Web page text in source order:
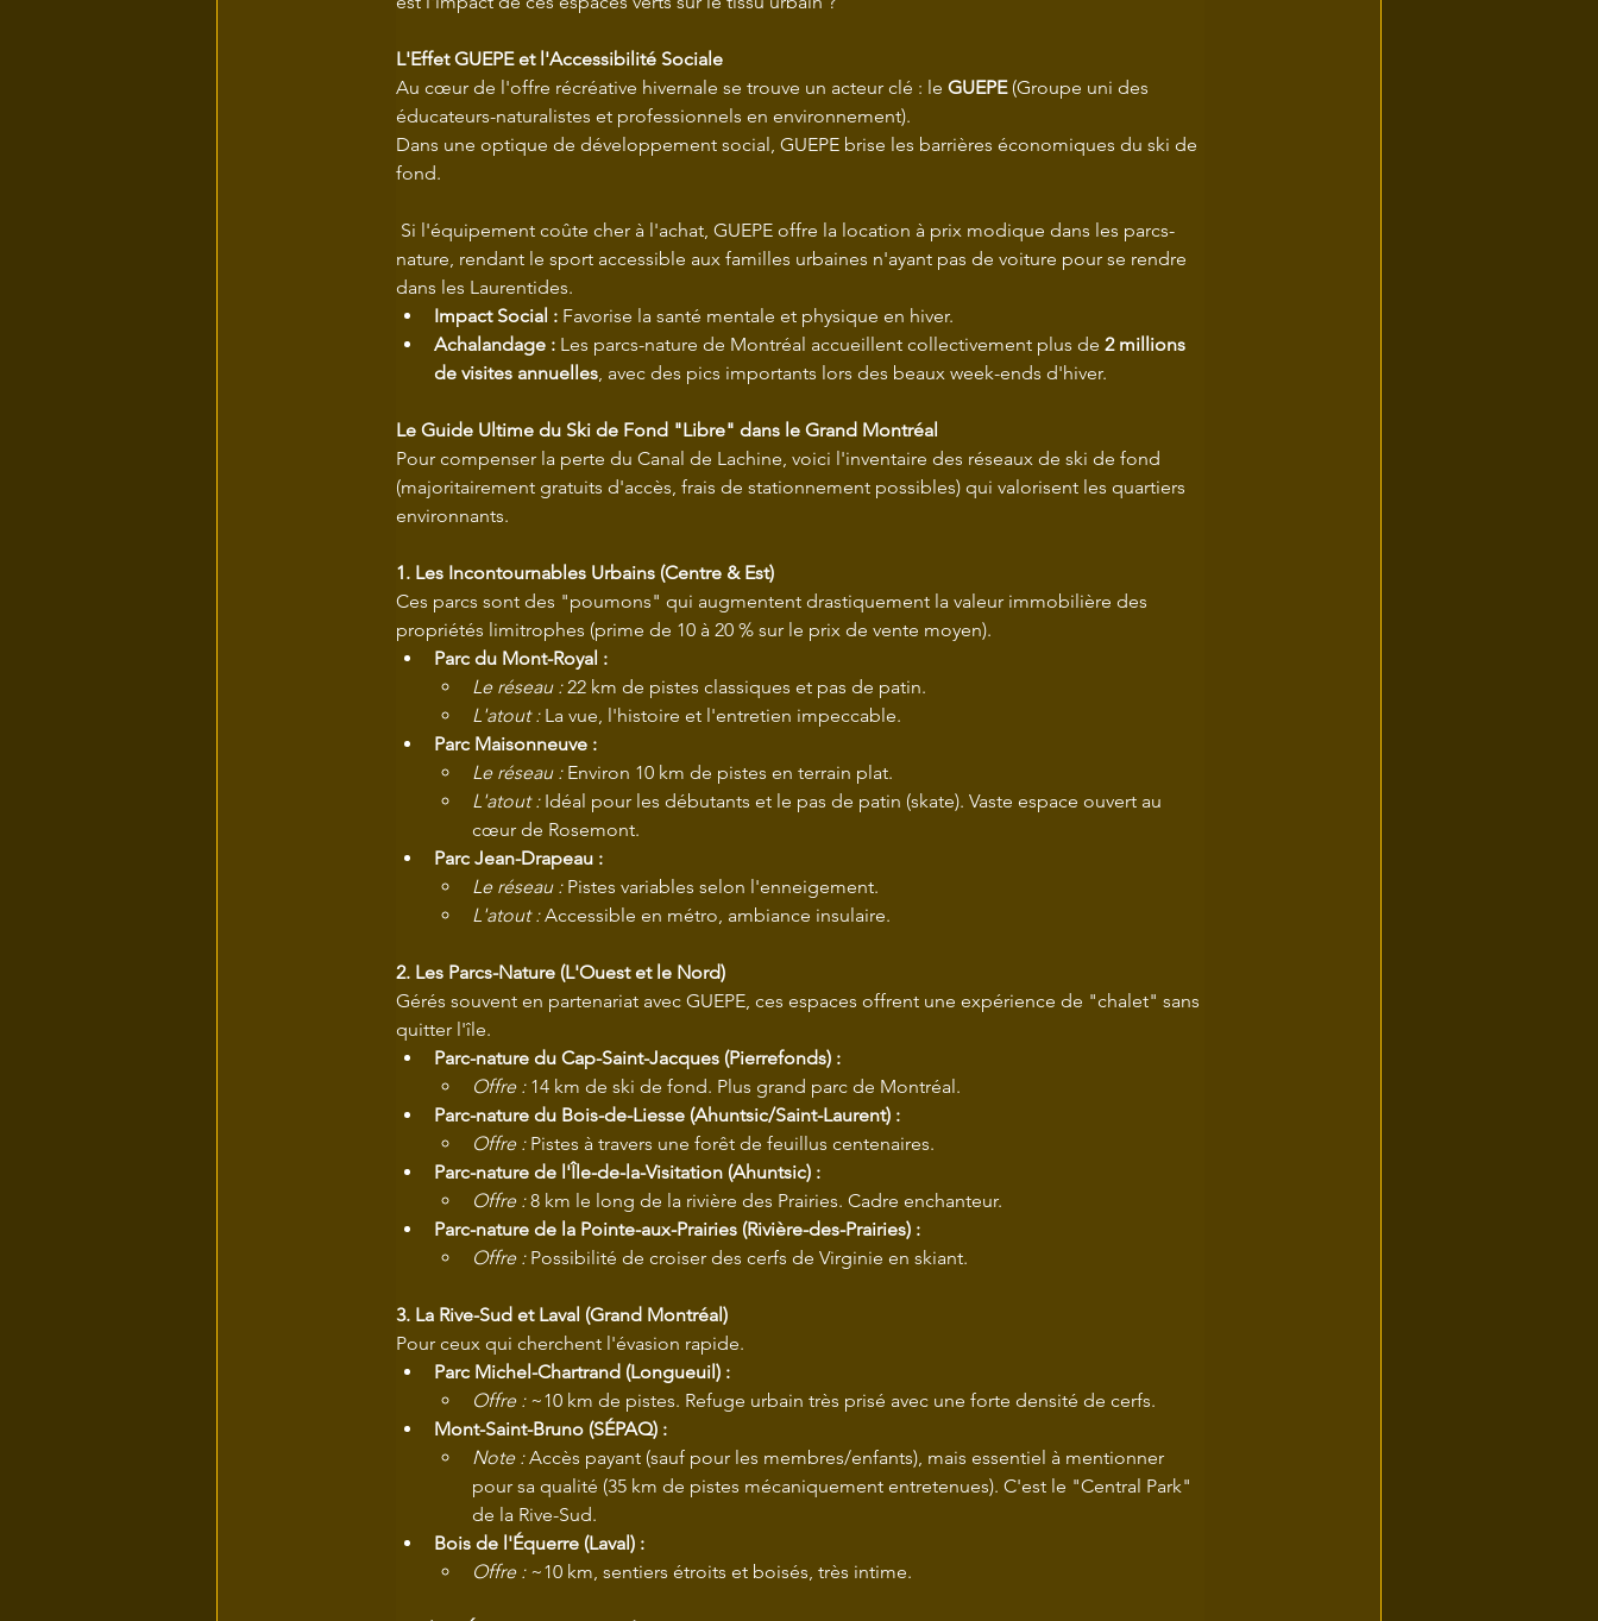
L'Effet GUEPE et l'Accessibilité Sociale
Au cœur de l'offre récréative hivernale se trouve un acteur clé : le GUEPE (Groupe uni des
éducateurs-naturalistes et professionnels en environnement).
Dans une optique de développement social, GUEPE brise les barrières économiques du ski de
fond.
Si l'équipement coûte cher à l'achat, GUEPE offre la location à prix modique dans les parcs-
nature, rendant le sport accessible aux familles urbaines n'ayant pas de voiture pour se rendre
dans les Laurentides.
Impact Social : Favorise la santé mentale et physique en hiver.
Achalandage : Les parcs-nature de Montréal accueillent collectivement plus de 2 millions
de visites annuelles, avec des pics importants lors des beaux week-ends d'hiver.
Le Guide Ultime du Ski de Fond "Libre" dans le Grand Montréal
Pour compenser la perte du Canal de Lachine, voici l'inventaire des réseaux de ski de fond
(majoritairement gratuits d'accès, frais de stationnement possibles) qui valorisent les quartiers
environnants.
1. Les Incontournables Urbains (Centre & Est)
Ces parcs sont des "poumons" qui augmentent drastiquement la valeur immobilière des
propriétés limitrophes (prime de 10 à 20 % sur le prix de vente moyen).
Parc du Mont-Royal :
Le réseau : 22 km de pistes classiques et pas de patin.
L'atout : La vue, l'histoire et l'entretien impeccable.
Parc Maisonneuve :
Le réseau : Environ 10 km de pistes en terrain plat.
L'atout : Idéal pour les débutants et le pas de patin (skate). Vaste espace ouvert au
cœur de Rosemont.
Parc Jean-Drapeau :
Le réseau : Pistes variables selon l'enneigement.
L'atout : Accessible en métro, ambiance insulaire.
2. Les Parcs-Nature (L'Ouest et le Nord)
Gérés souvent en partenariat avec GUEPE, ces espaces offrent une expérience de "chalet" sans
quitter l'île.
Parc-nature du Cap-Saint-Jacques (Pierrefonds) :
Offre : 14 km de ski de fond. Plus grand parc de Montréal.
Parc-nature du Bois-de-Liesse (Ahuntsic/Saint-Laurent) :
Offre : Pistes à travers une forêt de feuillus centenaires.
Parc-nature de l'Île-de-la-Visitation (Ahuntsic) :
Offre : 8 km le long de la rivière des Prairies. Cadre enchanteur.
Parc-nature de la Pointe-aux-Prairies (Rivière-des-Prairies) :
Offre : Possibilité de croiser des cerfs de Virginie en skiant.
3. La Rive-Sud et Laval (Grand Montréal)
Pour ceux qui cherchent l'évasion rapide.
Parc Michel-Chartrand (Longueuil) :
Offre : ~10 km de pistes. Refuge urbain très prisé avec une forte densité de cerfs.
Mont-Saint-Bruno (SÉPAQ) :
Note : Accès payant (sauf pour les membres/enfants), mais essentiel à mentionner
pour sa qualité (35 km de pistes mécaniquement entretenues). C'est le "Central Park"
de la Rive-Sud.
Bois de l'Équerre (Laval) :
Offre : ~10 km, sentiers étroits et boisés, très intime.